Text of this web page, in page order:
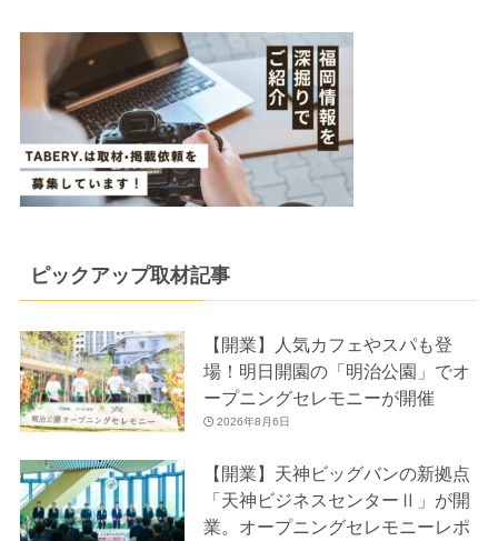
ピックアップ取材記事
【開業】人気カフェやスパも登
場！明日開園の「明治公園」でオ
ープニングセレモニーが開催
2026年8月6日
【開業】天神ビッグバンの新拠点
「天神ビジネスセンターⅡ」が開
業。オープニングセレモニーレポ